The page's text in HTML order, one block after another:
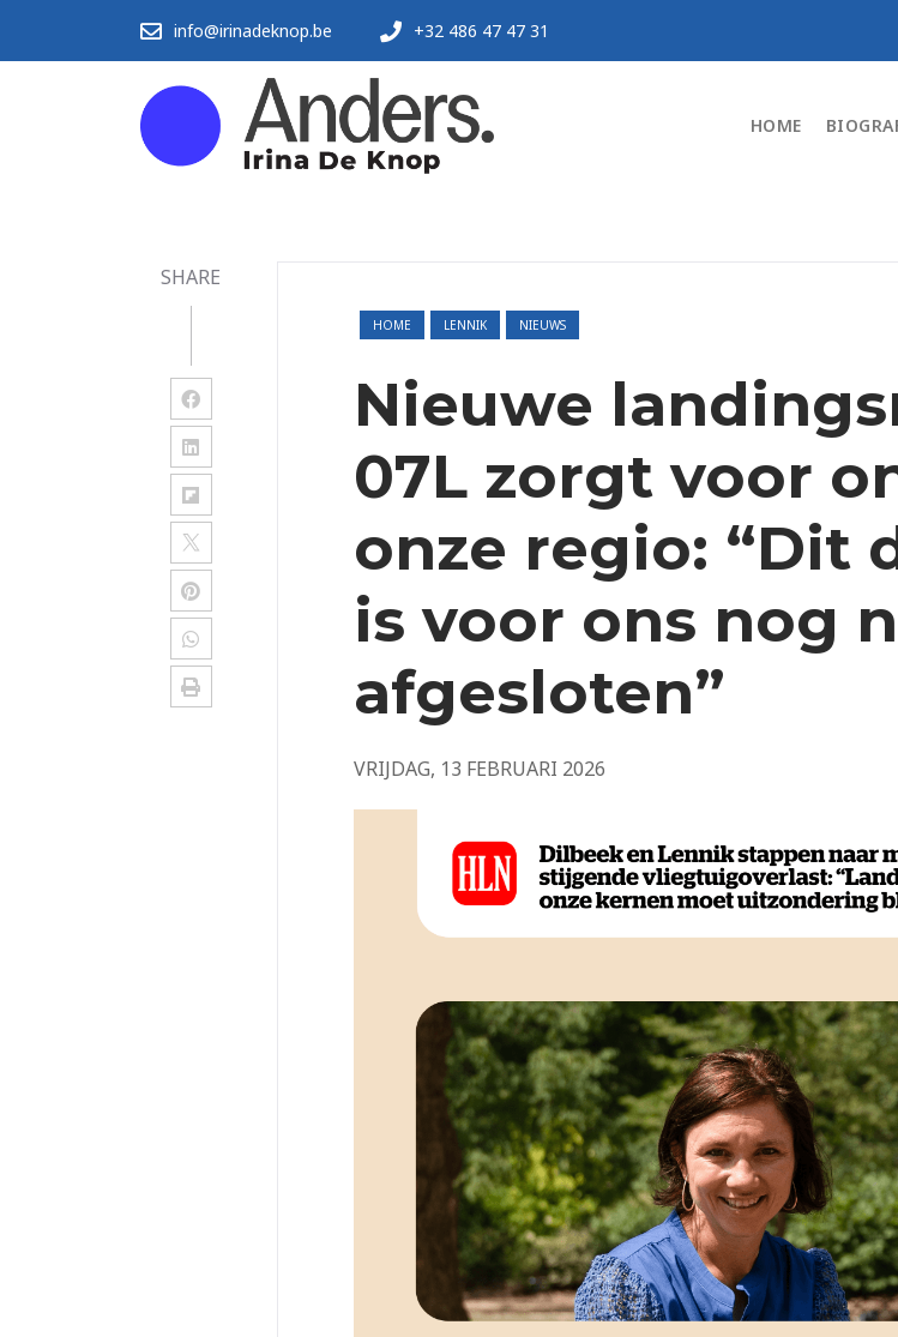
info@irinadeknop.be +32 486 47 47 31
HOME
SHARE
HOME LENNIK NIEUWS
Nieuwe
07L zorgt voor
onze regio: “Dit
is voor ons nog
afgesloten”
VRIJDAG, 13 FEBRUARI 2026